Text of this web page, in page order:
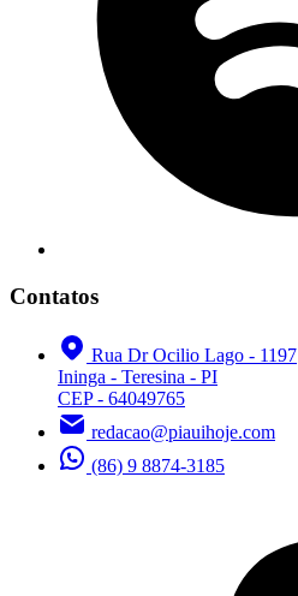
Contatos
Rua Dr Ocilio Lago - 1197
Ininga - Teresina - PI
CEP - 64049765
redacao@piauihoje.com
(86) 9 8874-3185